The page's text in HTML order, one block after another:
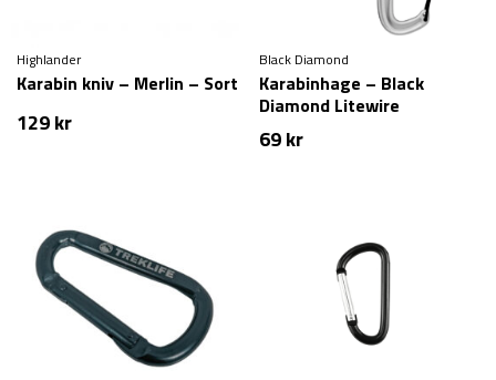
Highlander
Karabin kniv – Merlin – Sort
129kr
Black Diamond
Karabinhage – Black
Diamond Litewire
69kr